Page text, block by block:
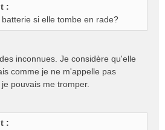
:
si elle tombe en rade?
inconnues. Je considère qu'elle
comme je ne m'appelle pas
pouvais me tromper.
: